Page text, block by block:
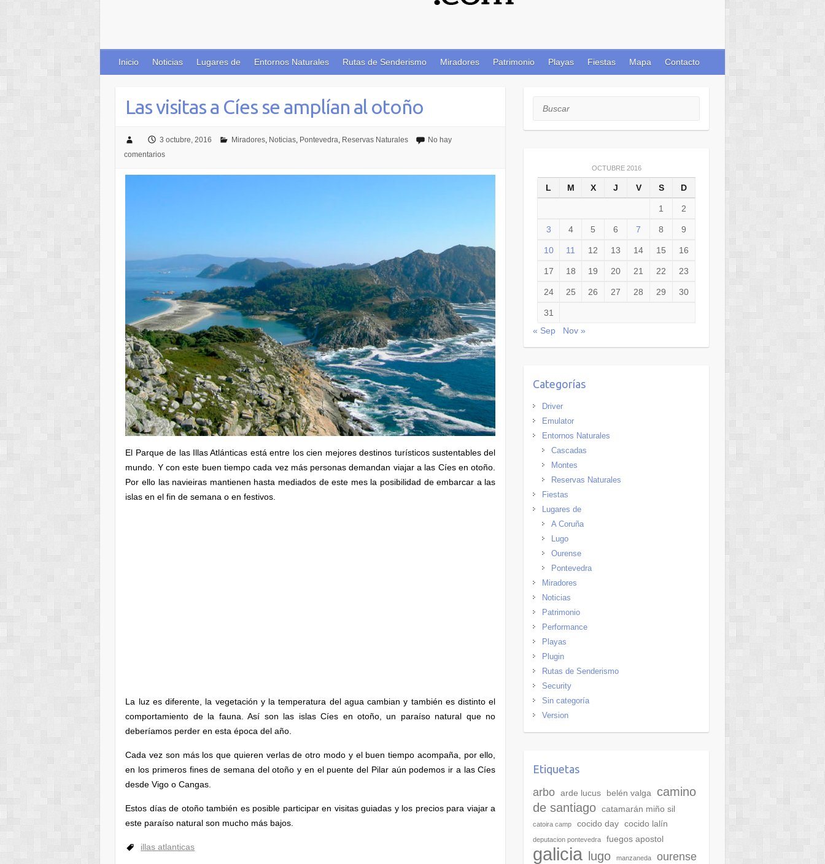
Inicio Noticias Lugares de Entornos Naturales Rutas de Senderismo Miradores Patrimonio Playas Fiestas Mapa Contacto
Las visitas a Cíes se amplían al otoño
3 octubre, 2016 Miradores, Noticias, Pontevedra, Reservas Naturales
No hay
comentarios
El Parque de las Illas Atlánticas está entre los cien mejores destinos turísticos sustentables del
mundo. Y con este buen tiempo cada vez más personas demandan viajar a las Cíes en otoño.
Por ello las navieiras mantienen hasta mediados de este mes la posibilidad de embarcar a las
islas en el fin de semana o en festivos.
La luz es diferente, la vegetación y la temperatura del agua cambian y también es distinto el
comportamiento de la fauna. Así son las islas Cíes en otoño, un paraíso natural que no
deberíamos perder en esta época del año.
Cada vez son más los que quieren verlas de otro modo y el buen tiempo acompaña, por ello,
en los primeros fines de semana del otoño y en el puente del Pilar aún podemos ir a las Cíes
desde Vigo o Cangas.
Estos días de otoño también es posible participar en visitas guiadas y los precios para viajar a
este paraíso natural son mucho más bajos.
illas atlanticas
Buscar
OCTUBRE 2016
L M X J V S D
1 2
3 4 5 6 7 8 9
10 11 12 13 14 15 16
17 18 19 20 21 22 23
24 25 26 27 28 29 30
31
« Sep
Nov »
Categorías
Driver
Emulator
Entornos Naturales
Cascadas
Montes
Reservas Naturales
Fiestas
Lugares de
A Coruña
Lugo
Ourense
Pontevedra
Miradores
Noticias
Patrimonio
Performance
Playas
Plugin
Rutas de Senderismo
Security
Sin categoría
Version
Etiquetas
arbo arde lucus belén valga
camino
de santiago catamarán miño sil
catoira camp cocido day cocido lalín
deputacion pontevedra fuegos apostol
galicia lugo manzaneda ourense